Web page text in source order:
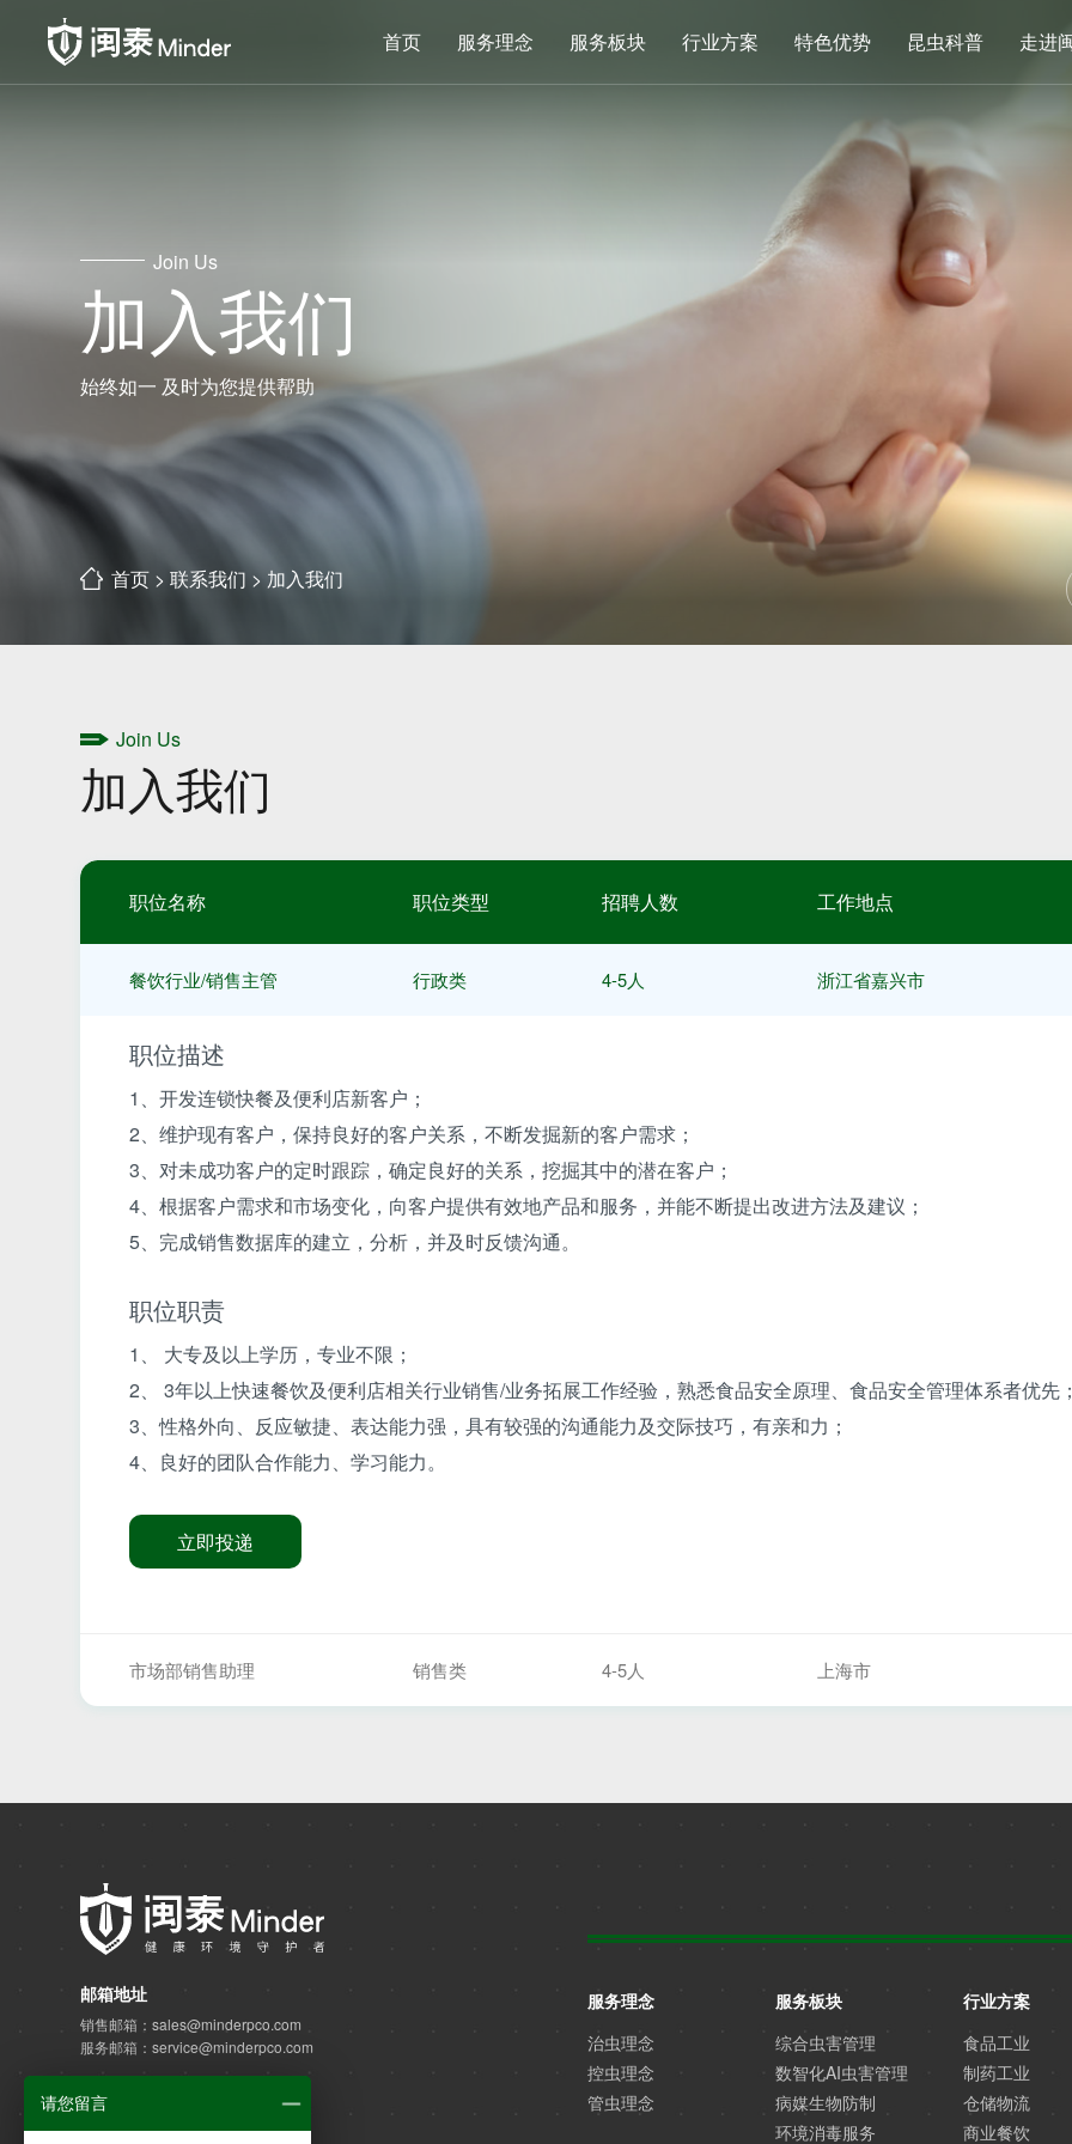
首页 服务理念 服务板块 行业方案 特色优势 昆虫科普 走进
Join Us
加入我们
始终如一 及时为您提供帮助
首页 >联系我们 > 加入我们
Join Us
加入我们
职位名称 职位类型 招聘人数 工作地点
餐饮行业/销售主管 行政类 4-5人 浙江省嘉兴市
职位描述
1、开发连锁快餐及便利店新客户；
2、维护现有客户，保持良好的客户关系，不断发掘新的客户需求；
3、对未成功客户的定时跟踪，确定良好的关系，挖掘其中的潜在客户；
4、根据客户需求和市场变化，向客户提供有效地产品和服务，并能不断提出改进方法及建议；
5、完成销售数据库的建立，分析，并及时反馈沟通。
职位职责
1、 大专及以上学历，专业不限；
2、 3年以上快速餐饮及便利店相关行业销售/业务拓展工作经验，熟悉食品安全原理、食品安全管理体系者优先
3、性格外向、反应敏捷、表达能力强，具有较强的沟通能力及交际技巧，有亲和力；
4、良好的团队合作能力、学习能力。
立即投递
市场部销售助理 销售类 4-5人 上海市
邮箱地址
销售邮箱：sales@minderpco.com
服务邮箱：service@minderpco.com
联系电话
服务理念
治虫理念
控虫理念
管虫理念
服务板块
综合虫害管理
数智化AI虫害管理
病媒生物防制
环境消毒服务
行业方案
食品工业
制药工业
仓储物流
商业餐饮
请您留言